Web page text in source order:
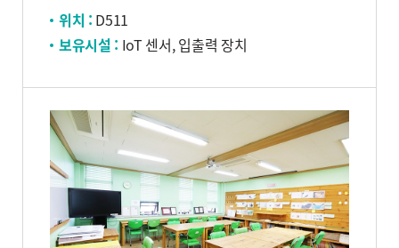
위치 : D511
보유시설 : IoT 센서, 입출력 장치